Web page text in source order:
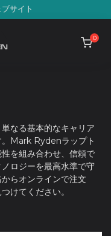
サイト
0
なる基本的なキャリア
。Mark Rydenラップト
を組み合わせ、信頼で
ロジーを最高水準で守
らオンラインで注文
けてください。